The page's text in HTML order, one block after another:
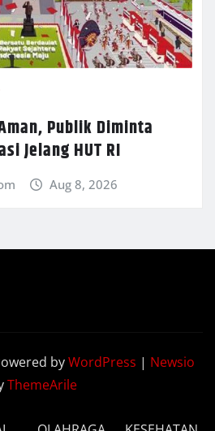
Publik Diminta
Jelang HUT RI
Aug 8, 2026
byWordPress | Newsio
ThemeArile